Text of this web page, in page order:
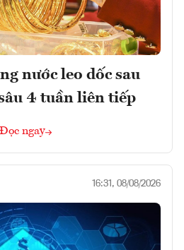
nước leo dốc sau
4 tuần liên tiếp
Đọc ngay
16:31, 08/08/2026